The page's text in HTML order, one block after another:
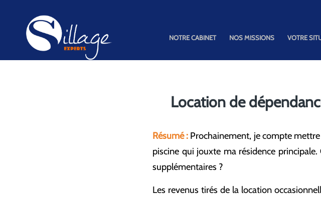
NOTRE CABINET NOS MISSIONS VOTRE
Location de
Résumé : Prochainement, je compte
piscine qui jouxte ma résidence
supplémentaires ?
Les revenus tirés de la location